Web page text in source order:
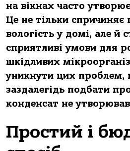
на вікнах часто
Це не тільки спричиняє
вологість у домі, але й
сприятливі умови для
шкідливих
уникнути цих проблем,
заздалегідь подбати
конденсат не
Простий і